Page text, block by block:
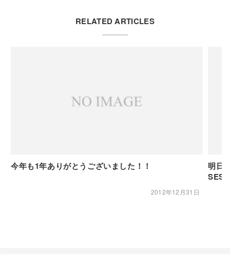
RELATED ARTICLES
今年も1年ありがとうございました！！
2012年12月31日
明日